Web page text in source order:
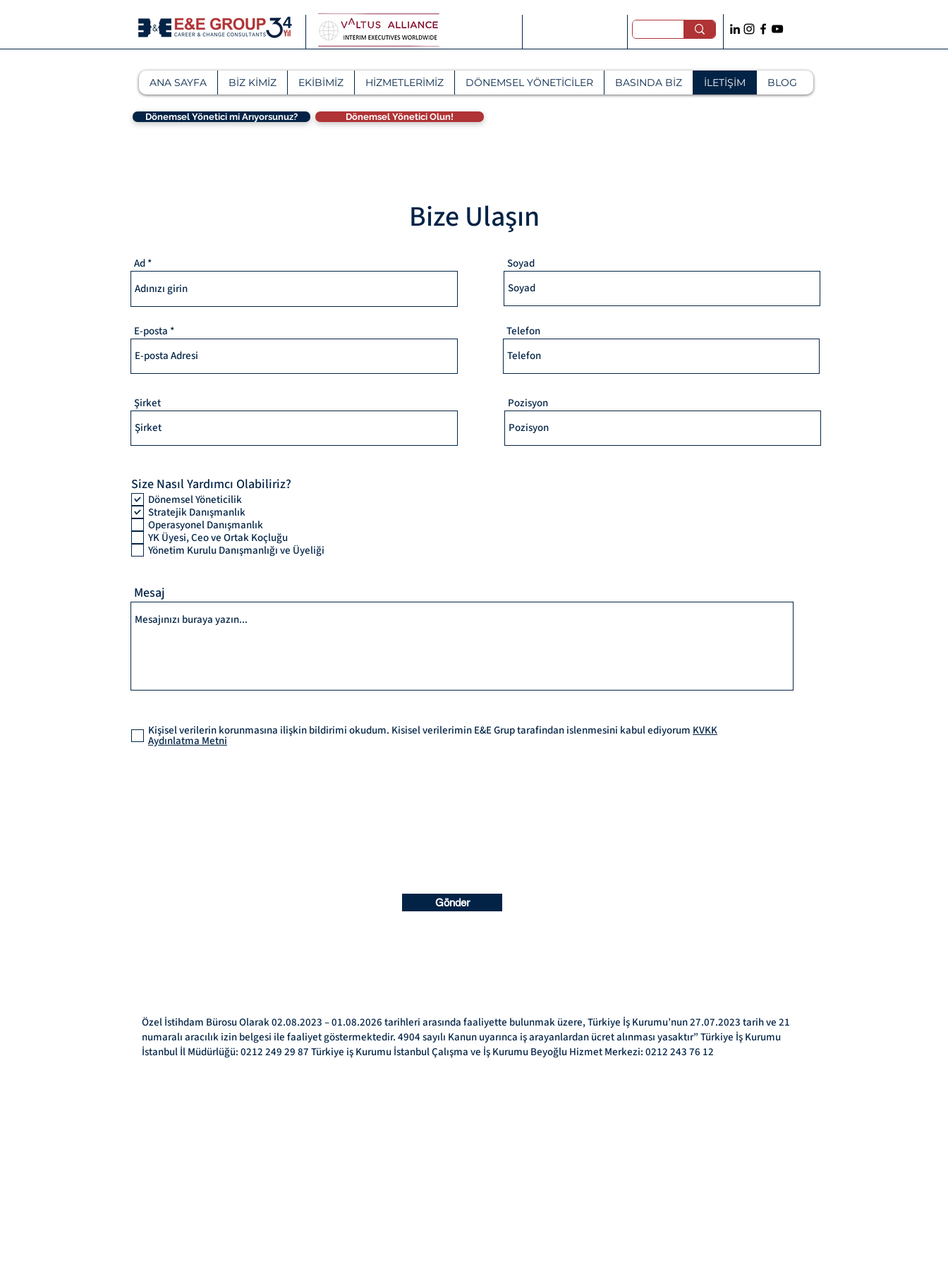
ANA SAYFA BİZ KİMİZ EKİBİMİZ HİZMETLERİMİZ DÖNEMSEL YÖNETİCİLER BASINDA BİZ İLETİŞİM BLOG
Dönemsel Yönetici mi Arıyorsunuz? Dönemsel Yönetici Olun!
Bize Ulaşın
Ad
E-posta
Şirket
Soyad
Telefon
Pozisyon
Size Nasıl Yardımcı Olabiliriz?
Dönemsel Yöneticilik
Stratejik Danışmanlık
Operasyonel Danışmanlık
YK Üyesi, Ceo ve Ortak Koçluğu
Yönetim Kurulu Danışmanlığı ve Üyeliği
Mesaj
Kişisel verilerin korunmasına ilişkin bildirimi okudum. Kisisel verilerimin E&E Grup tarafindan islenmesini kabul ediyorum KVKK
Aydınlatma Metni
Gönder
Özel İstihdam Bürosu Olarak 02.08.2023 – 01.08.2026 tarihleri arasında faaliyette bulunmak üzere, Türkiye İş Kurumu’nun 27.07.2023 tarih ve 21
numaralı aracılık izin belgesi ile faaliyet göstermektedir. 4904 sayılı Kanun uyarınca iş arayanlardan ücret alınması yasaktır” Türkiye İş Kurumu
İstanbul İl Müdürlüğü: 0212 249 29 87 Türkiye iş Kurumu İstanbul Çalışma ve İş Kurumu Beyoğlu Hizmet Merkezi: 0212 243 76 12